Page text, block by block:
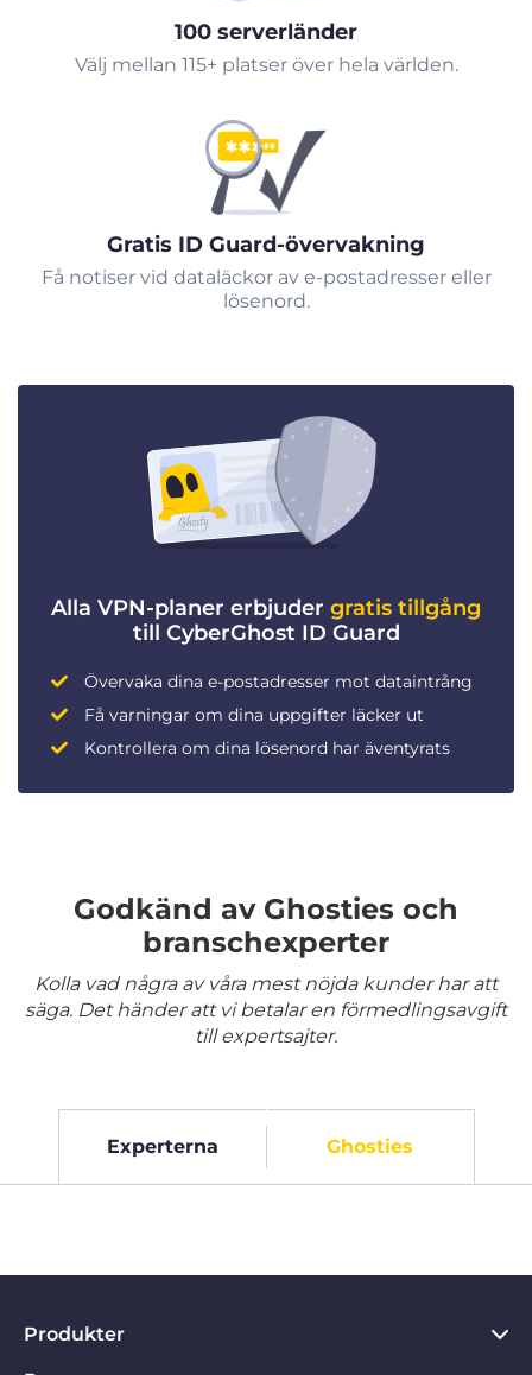
100 serverländer
Välj mellan 115+ platser över hela världen.
Gratis ID Guard-övervakning
Få notiser vid dataläckor av e-postadresser eller
lösenord.
Alla VPN-planer erbjuder gratis tillgång
till CyberGhost ID Guard
Övervaka dina e-postadresser mot dataintrång
Få varningar om dina uppgifter läcker ut
Kontrollera om dina lösenord har äventyrats
Godkänd av Ghosties och
branschexperter
Kolla vad några av våra mest nöjda kunder har att
säga. Det händer att vi betalar en förmedlingsavgift
till expertsajter.
Experterna Ghosties
Produkter